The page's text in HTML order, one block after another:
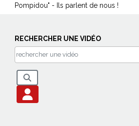
Pompidou" - Ils parlent de nous !
RECHERCHER UNE VIDÉO